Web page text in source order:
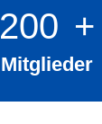
200 +
Mitglieder